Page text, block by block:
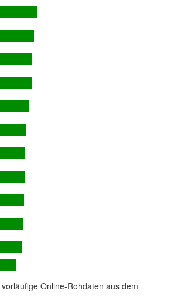
Online-Rohdaten aus dem